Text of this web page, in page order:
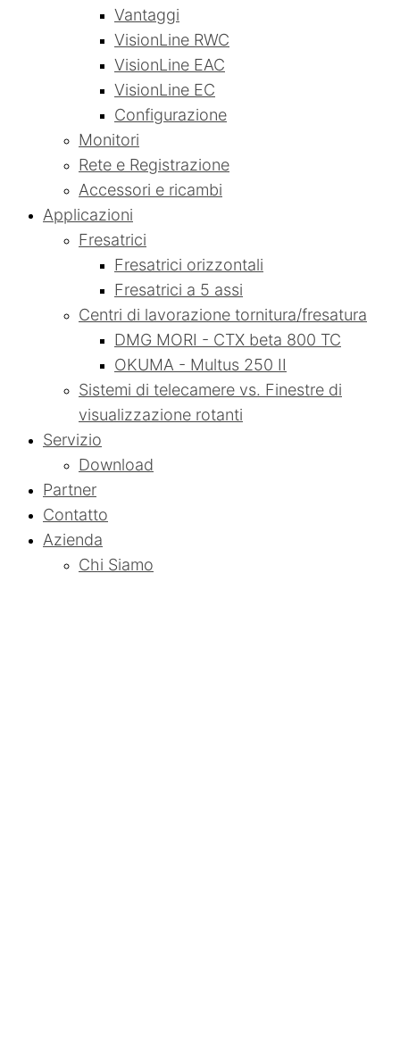
Vantaggi
VisionLine RWC
VisionLine EAC
VisionLine EC
Configurazione
Monitori
Rete e Registrazione
Accessori e ricambi
Applicazioni
Fresatrici
Fresatrici orizzontali
Fresatrici a 5 assi
Centri di lavorazione tornitura/fresatura
DMG MORI - CTX beta 800 TC
OKUMA - Multus 250 II
Sistemi di telecamere vs. Finestre di
visualizzazione rotanti
Servizio
Download
Partner
Contatto
Azienda
Chi Siamo